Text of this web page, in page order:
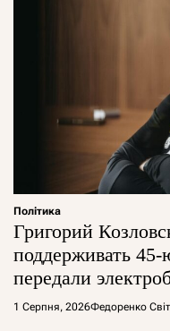
Політика
Григорий
поддерживать
передали
1 Серпня, 2026Федоренко